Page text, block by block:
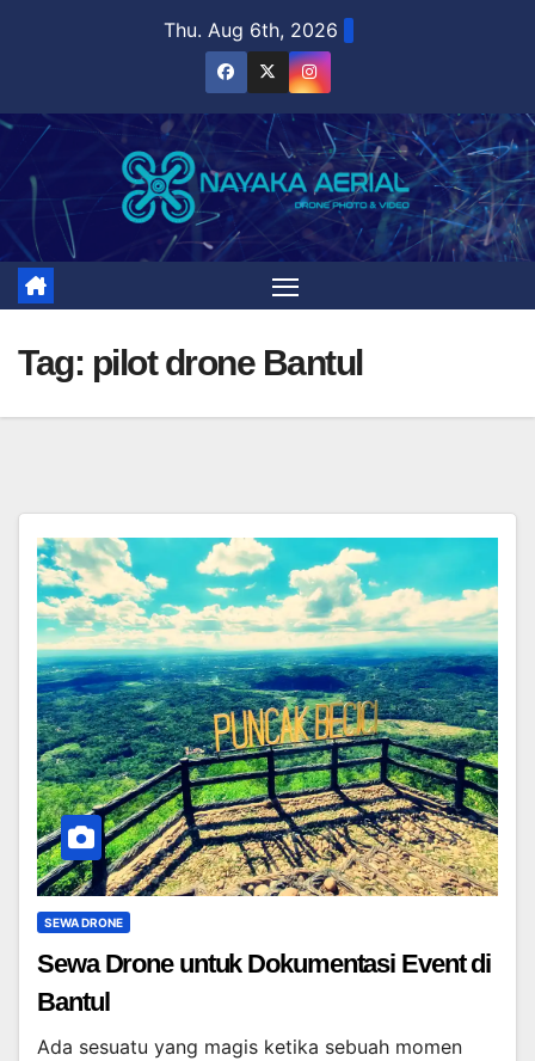
Thu. Aug 6th, 2026
Tag: pilot drone Bantul
SEWA DRONE
Sewa Drone untuk Dokumentasi Event di
Bantul
Ada sesuatu yang magis ketika sebuah momen